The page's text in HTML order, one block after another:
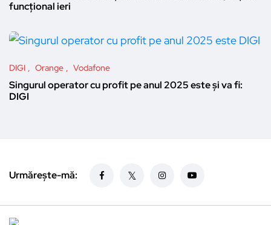
funcțional ieri
DIGI Orange Vodafone
Singurul operator cu profit pe anul 2025 este și va fi:
DIGI
Urmărește-mă: